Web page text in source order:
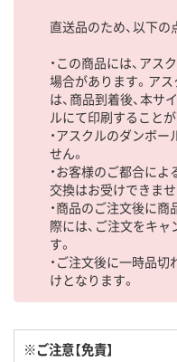
直送品のため、以下の
・この商品には、ア
場合があります。ア
は、商品到着後、本
ルにて印刷することが
・アスクルのダンボ
せん。
・お客様のご都合によ
交換はお受けできませ
・商品のご注文後に
際には、ご注文をキ
す。
・ご注文後に一時品
けとなります。
※ご注意【免責】